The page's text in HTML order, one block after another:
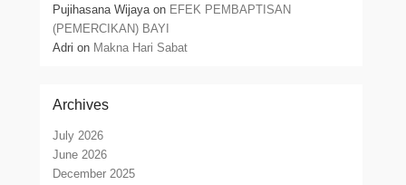
Pujihasana Wijayaon EFEK PEMBAPTISAN
(PEMERCIKAN) BAYI
Adri on Makna Hari Sabat
Archives
July 2026
June 2026
December 2025